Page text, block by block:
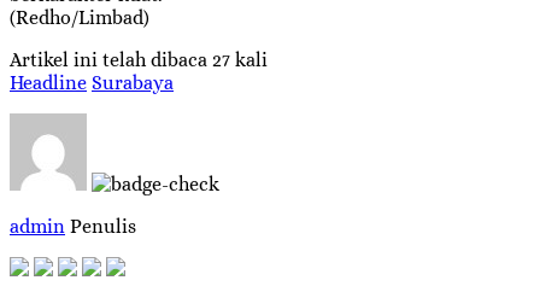
(Redho/Limbad)
Artikel ini telah dibaca 27 kali
Headline Surabaya
admin Penulis